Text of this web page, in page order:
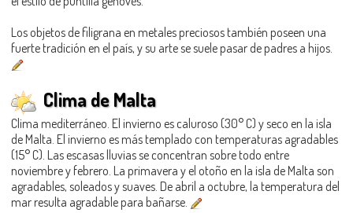
Los objetos de filigrana en metales preciosos también poseen una
fuerte tradición en el país, y su arte se suele pasar de padres a hijos.
Clima de Malta
Clima mediterráneo. El invierno es caluroso (30° C) y seco en la isla
de Malta. El invierno es más templado con temperaturas agradables
(15° C). Las escasas lluvias se concentran sobre todo entre
noviembre y febrero. La primavera y el otoño en la isla de Malta son
agradables, soleados y suaves. De abril a octubre, la temperatura del
mar resulta agradable para bañarse.